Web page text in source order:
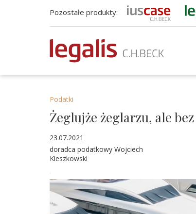
Pozostałe produkty:
Podatki
Żeglujże żeglarzu, ale
23.07.2021
doradca podatkowy Wojciech
Kieszkowski